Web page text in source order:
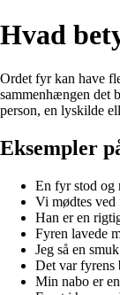
Hvad
Ordet fyr kan have
sammenhængen det
person, en lyskilde
Eksempler
En fyr stod og
Vi mødtes ved
Han er en
Fyren lavede
Jeg så en
Det var fyrens
Min nabo er